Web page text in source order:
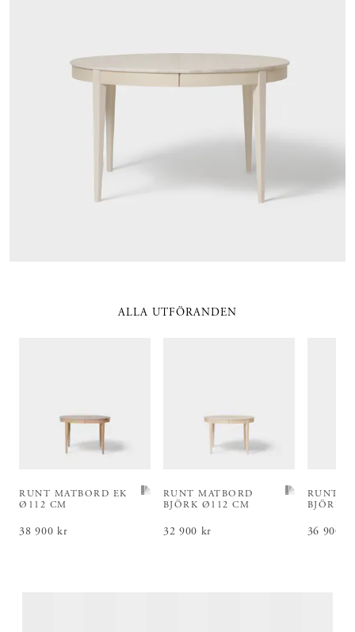
ALLA UTFÖRANDEN
RUNT MATBORD EK
Ø112 CM
Pris:38 900 kr
38 900 kr
RUNT MATBORD
BJÖRK Ø112 CM
Pris:32 900 kr
32 900 kr
RUNT
BJÖRK
Pris:36
36 900 kr